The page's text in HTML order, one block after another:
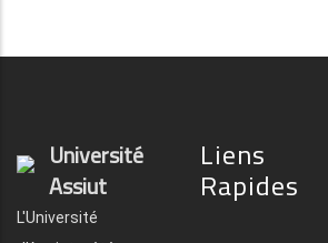
Université
Assiut
L'Université
Liens
Rapides